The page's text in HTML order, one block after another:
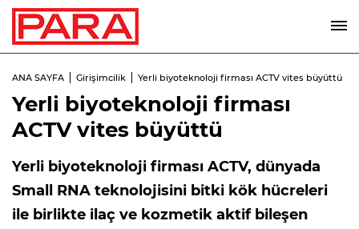
ANA SAYFA Girişimcilik Yerli biyoteknoloji firması ACTV vites büyüttü
Yerli biyoteknoloji firması
ACTV vites büyüttü
Yerli biyoteknoloji firması ACTV, dünyada
Small RNA teknolojisini bitki kök hücreleri
ile birlikte ilaç ve kozmetik aktif bileşen